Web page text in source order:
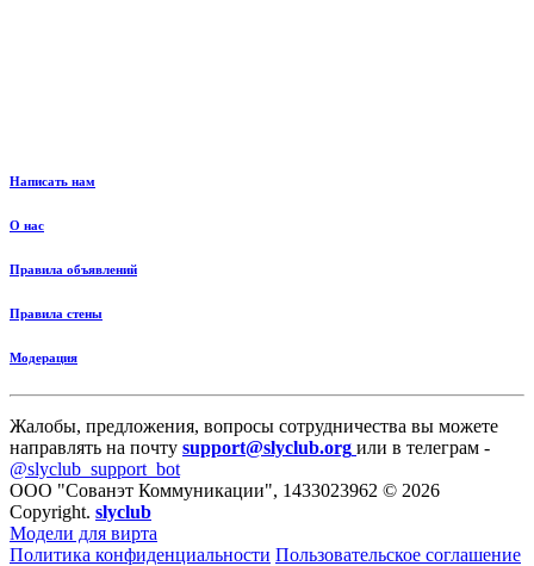
Написать нам
О нас
Правила объявлений
Правила стены
Модерация
Жалобы, предложения, вопросы сотрудничества вы можете
направлять на почту support@slyclub.org или в телеграм -
@slyclub_support_bot
ООО "Сованэт Коммуникации", 1433023962 © 2026
Copyright. slyclub
Модели для вирта
Политика конфиденциальности Пользовательское соглашение